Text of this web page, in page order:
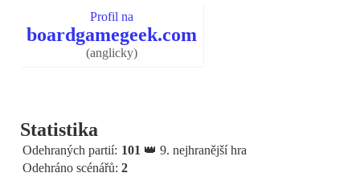
Profil na
boardgamegeek.com
(anglicky)
Statistika
Odehraných partií: 101 👑 9. nejhranější hra
Odehráno scénářů: 2